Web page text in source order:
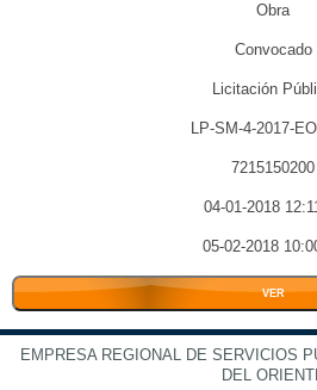
Obra
Convocado
Licitación
LP-SM-4-2017-
7215150200
04-01-2018
05-02-2018
VER
EMPRESA REGIONAL DE SERVICIOS
DEL